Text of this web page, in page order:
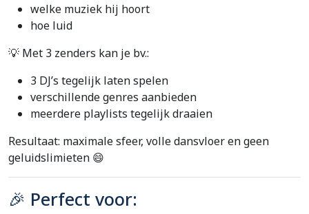
welke muziek hij hoort
hoe luid
💡 Met 3 zenders kan je bv.:
3 DJ’s tegelijk laten spelen
verschillende genres aanbieden
meerdere playlists tegelijk draaien
Resultaat: maximale sfeer, volle dansvloer en geen
geluidslimieten 😄
🎉 Perfect voor: